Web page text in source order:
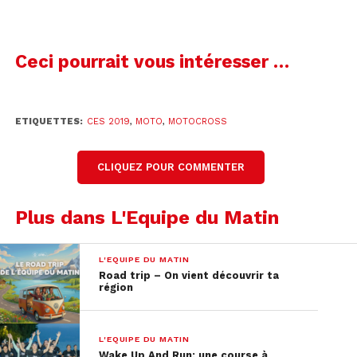
Ces deux nouveaux prototypes ont été présentés
techniques restent secrètes. Mais les images
permettent de faire quelques déductions
concernant ces deux nouveautés.
Ceci pourrait vous intéresser …
ETIQUETTES: CES 2019, MOTO, MOTOCROSS
CLIQUEZ POUR COMMENTER
Plus dans L'Equipe du Matin
L'EQUIPE DU MATIN
Road trip – On vient découvrir ta
région
L'EQUIPE DU MATIN